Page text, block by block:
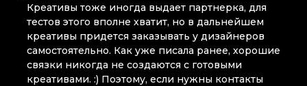
Креативы тоже иногда выдает партнерка, для
тестов этого вполне хватит, но в дальнейшем
креативы придется заказывать у дизайнеров
самостоятельно. Как уже писала ранее, хорошие
связки никогда не создаются с готовыми
креативами. :) Поэтому, если нужны контакты